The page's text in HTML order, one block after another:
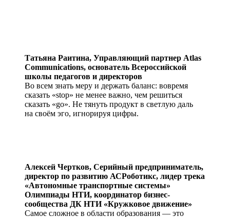
Татьяна Раитина, Управляющий партнер Atlas
Communications, основатель Всероссийской
школы педагогов и директоров
Во всем знать меру и держать баланс: вовремя
сказать «stop» не менее важно, чем решиться
сказать «go». Не тянуть продукт в светлую даль
на своём эго, игнорируя цифры.
Алексей Чертков, Серийный предприниматель,
директор по развитию АСРоботикс, лидер трека
«Автономные транспортные системы»
Олимпиады НТИ, координатор бизнес-
сообщества ДК НТИ «Кружковое движение»
Самое сложное в области образования — это